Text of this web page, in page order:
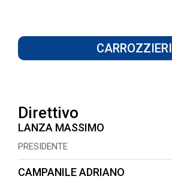
CARROZZIERI
Direttivo
LANZA MASSIMO
PRESIDENTE
CAMPANILE ADRIANO